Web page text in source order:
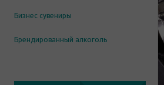
Бизнес сувениры
Брендированный алкоголь